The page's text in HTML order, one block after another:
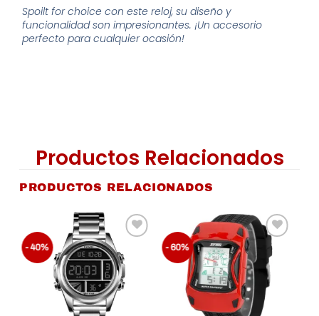
Spoilt for choice con este reloj, su diseño y
funcionalidad son impresionantes. ¡Un accesorio
perfecto para cualquier ocasión!
Productos Relacionados
PRODUCTOS RELACIONADOS
- 40%
lista de
Deseos
- 60%
Añadir
a la
lista de
Deseos